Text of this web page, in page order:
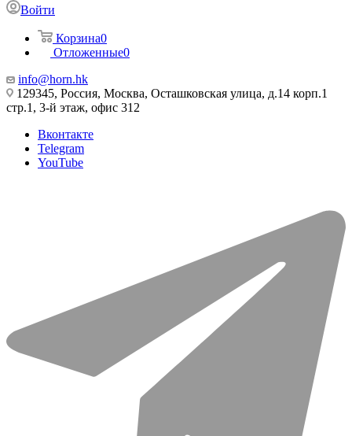
Войти
Корзина0
Отложенные0
info@horn.hk
129345, Россия, Москва, Осташковская улица, д.14 корп.1
стр.1, 3-й этаж, офис 312
Вконтакте
Telegram
YouTube